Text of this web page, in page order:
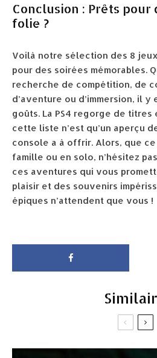
Conclusion : Prêts pour
folie ?
Voilà notre sélection des 8
pour des soirées mémorables.
recherche de compétition, de
d’aventure ou d’immersion, il y
goûts. La PS4 regorge de
cette liste n’est qu’un aperçu
console a à offrir. Alors, que
famille ou en solo, n’hésitez
ces aventures qui vous
plaisir et des souvenirs
épiques n’attendent que vous !